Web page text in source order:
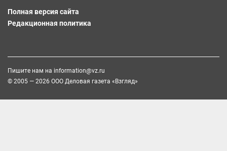
Полная версия сайта
Редакционная политика
Пишите нам на information@vz.ru
© 2005 — 2026 ООО Деловая газета «Взгляд»